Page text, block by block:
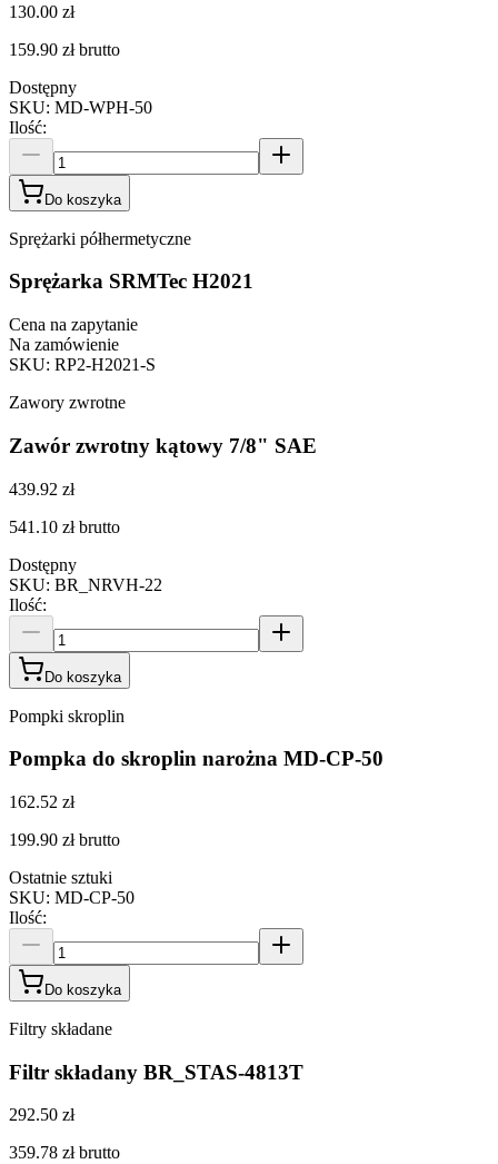
130.00 zł
159.90 zł brutto
Dostępny
SKU: MD-WPH-50
Ilość:
Do koszyka
Sprężarki półhermetyczne
Sprężarka SRMTec H2021
Cena na zapytanie
Na zamówienie
SKU: RP2-H2021-S
Zawory zwrotne
Zawór zwrotny kątowy 7/8" SAE
439.92 zł
541.10 zł brutto
Dostępny
SKU: BR_NRVH-22
Ilość:
Do koszyka
Pompki skroplin
Pompka do skroplin narożna MD-CP-50
162.52 zł
199.90 zł brutto
Ostatnie sztuki
SKU: MD-CP-50
Ilość:
Do koszyka
Filtry składane
Filtr składany BR_STAS-4813T
292.50 zł
359.78 zł brutto